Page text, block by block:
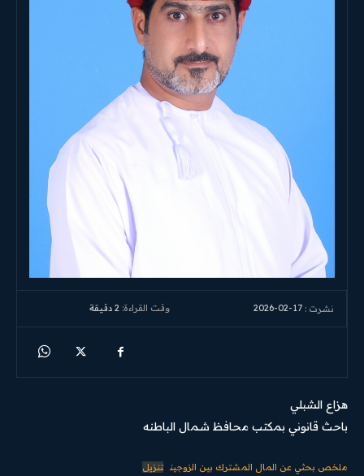
نشرت : 2026-02-17 وقت القراءة: 2 دقيقة
هزاع الشبلي
باحث قانوني بمكتب محافظ شمال الباطنه
ملخص بحثي عن المال المشترك بين الزوجين تنزيل